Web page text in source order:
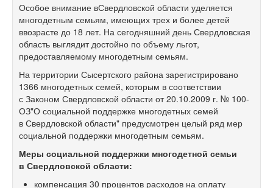
Особое внимание вСвердловской области уделяется
многодетным семьям, имеющих трех и более детей
ввозрасте до 18 лет. На сегодняшний день Свердловская
область выглядит достойно по объему льгот,
предоставляемому многодетным семьям.
На территории Сысертского района зарегистрировано
1366 многодетных семей, которым в соответствии
с Законом Свердловской области от 20.10.2009 г. № 100-
ОЗ"О социальной поддержке многодетных семей
в Свердловской области" предусмотрен целый ряд мер
социальной поддержки многодетным семьям.
Меры социальной поддержки многодетной семьи
в Свердловской области:
компенсация 30 процентов расходов на оплату